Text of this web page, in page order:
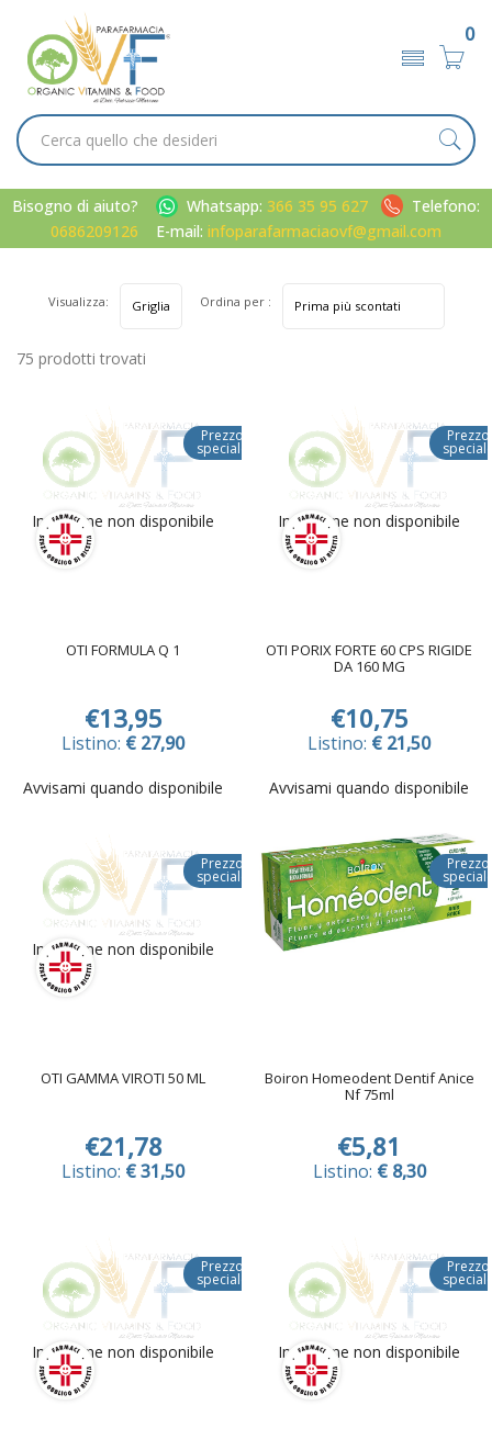
0
Bisogno di aiuto? Whatsapp: 366 35 95 627
Telefono:
0686209126
E-mail: infoparafarmaciaovf@gmail.com
75 prodotti trovati
Visualizza: Ordina per :
Immagine non disponibile
Prezzo
speciale
OTI FORMULA Q 1
€13,95
Listino: € 27,90
Avvisami quando disponibile
Immagine non disponibile
Prezzo
OTI PORIX FORTE 60 CPS RIGIDE
DA 160 MG
€10,75
Listino: € 21,50
Avvisami quando disponibile
Immagine non disponibile
Prezzo
speciale
OTI GAMMA VIROTI 50 ML
€21,78
Listino: € 31,50
Prezzo
Boiron Homeodent Dentif Anice
Nf 75ml
€5,81
Listino: € 8,30
Immagine non disponibile
Prezzo
speciale
Immagine non disponibile
Prezzo